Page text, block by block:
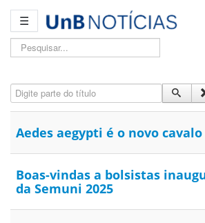
☰
Pesquisar...
Digite parte do título
Aedes aegypti é o novo
Boas-vindas a bolsistas
da Semuni 2025